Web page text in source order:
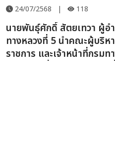
24/07/2568 | 118
นายพันธุ์ศักดิ์ สัตยเทวา ผู้อ
ทางหลวงที่ 5 นำคณะผู้บริห
ราชการ และเจ้าหน้าที่กรม